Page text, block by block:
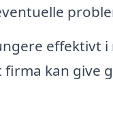
effektivt i
kan give